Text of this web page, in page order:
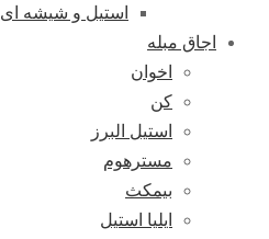
استیل و شیشه ای
اجاق مبله
اخوان
کن
استیل البرز
مسترهوم
بیمکث
ایلیا استیل